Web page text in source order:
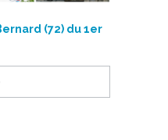
(72) du 1er